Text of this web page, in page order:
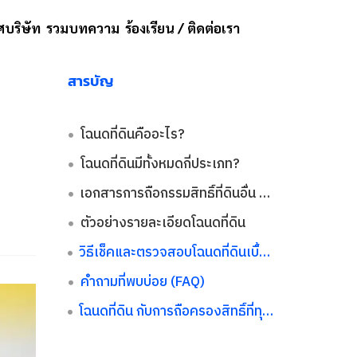
บริษัท รวมบทความ ร้องเรียน / ติดต่อเรา
สารบัญ
โฉนดที่ดินคืออะไร?
โฉนดที่ดินมีทั้งหมดกี่ประเภท?
เอกสารการถือกรรมสิทธิ์ที่ดินอื่น ๆ ที่ควรรู้
ตัวอย่างรายละเอียดโฉนดที่ดิน
วิธีเช็คและตรวจสอบโฉนดที่ดินเบื้องต้น ไม่ให้โดนหลอก!
คำถามที่พบบ่อย (FAQ)
โฉนดที่ดิน กับการถือครองสิทธิ์ที่ทุกคนควรรู้ก่อนซื้อขาย